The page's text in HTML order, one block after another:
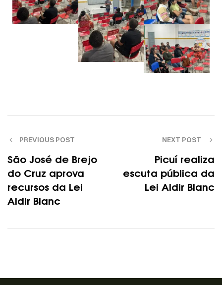
PREVIOUS POST
São José de Brejo
do Cruz aprova
recursos da Lei
Aldir Blanc
NEXT POST
Picuí realiza
escuta pública da
Lei Aldir Blanc